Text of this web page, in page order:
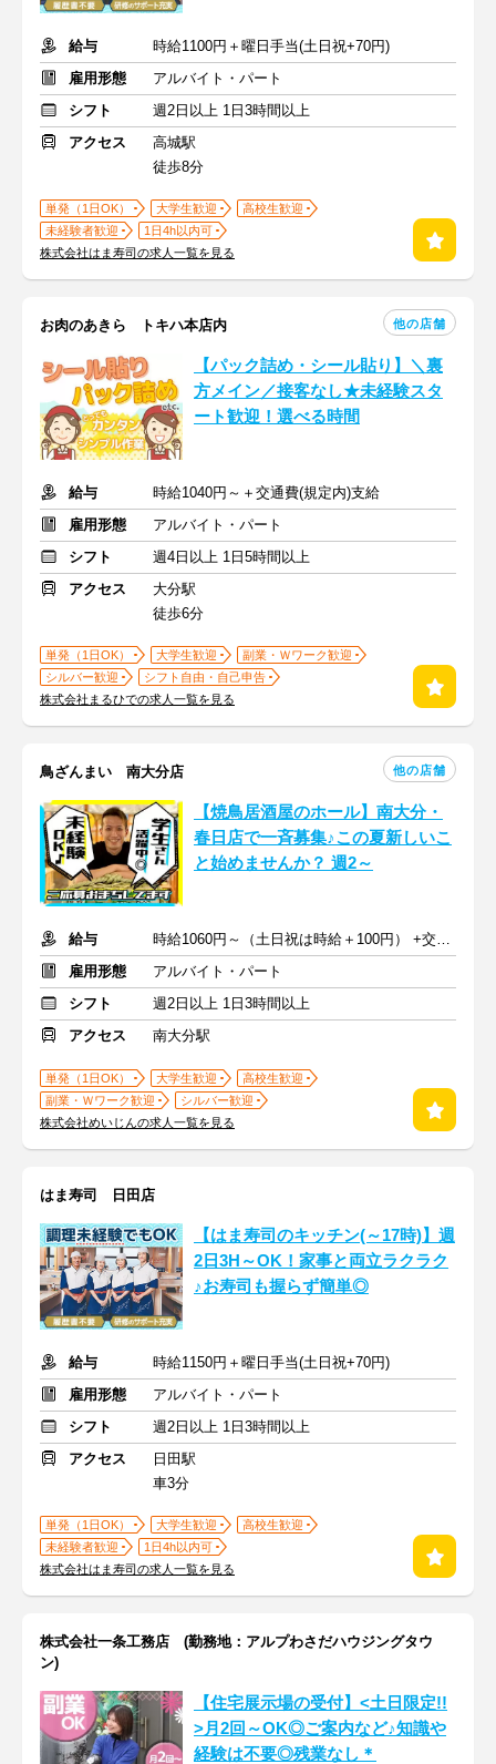
給与
時給1100円＋曜日手当(土日祝+70円)
雇用形態
アルバイト・パート
シフト
週2日以上 1日3時間以上
アクセス
高城駅
徒歩8分
単発（1日OK） 大学生歓迎
高校生歓迎
未経験者歓迎
1日4h以内可
株式会社はま寿司の求人一覧を見る
お肉のあきら トキハ本店内 他の店舗
【パック詰め・シール貼り】＼裏
方メイン／接客なし★未経験スタ
ート歓迎！選べる時間
給与
時給1040円～＋交通費(規定内)支給
雇用形態
アルバイト・パート
シフト
週4日以上 1日5時間以上
アクセス
大分駅
徒歩6分
単発（1日OK） 大学生歓迎
副業・Ｗワーク歓迎
シルバー歓迎
シフト自由・自己申告
株式会社まるひでの求人一覧を見る
鳥ざんまい 南大分店 他の店舗
【焼鳥居酒屋のホール】南大分・
春日店で一斉募集♪この夏新しいこ
と始めませんか？ 週2～
給与
時給1060円～（土日祝は時給＋100円） +交通費
雇用形態
アルバイト・パート
シフト
週2日以上 1日3時間以上
アクセス
南大分駅
単発（1日OK） 大学生歓迎
高校生歓迎
副業・Ｗワーク歓迎
シルバー歓迎
株式会社めいじんの求人一覧を見る
はま寿司 日田店
【はま寿司のキッチン(～17時)】週
2日3H～OK！家事と両立ラクラク
♪お寿司も握らず簡単◎
給与
時給1150円＋曜日手当(土日祝+70円)
雇用形態
アルバイト・パート
シフト
週2日以上 1日3時間以上
アクセス
日田駅
車3分
単発（1日OK） 大学生歓迎
高校生歓迎
未経験者歓迎
1日4h以内可
株式会社はま寿司の求人一覧を見る
株式会社一条工務店 (勤務地：アルプわさだハウジングタウ
ン)
【住宅展示場の受付】<土日限定!!
>月2回～OK◎ご案内など♪知識や
経験は不要◎残業なし＊